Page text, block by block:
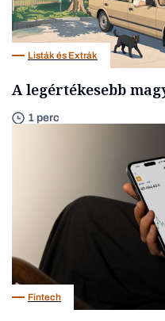
Listák és Extrák
A legértékesebb
1 perc
Fintech